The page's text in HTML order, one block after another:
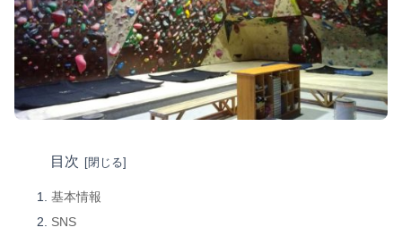
目次
基本情報
SNS